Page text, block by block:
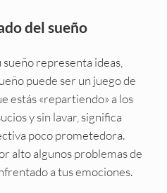
del sueño
representa ideas,
puede ser un juego de
estás «repartiendo» a los
y sin lavar, significa
poco prometedora.
alto algunos problemas de
a tus emociones.